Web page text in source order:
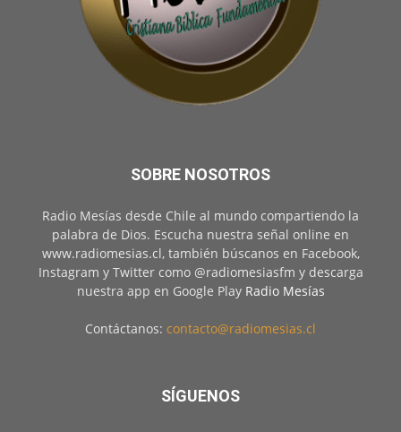
SOBRE NOSOTROS
Radio Mesías desde Chile al mundo compartiendo la
palabra de Dios. Escucha nuestra señal online en
www.radiomesias.cl, también búscanos en Facebook,
Instagram y Twitter como @radiomesiasfm y descarga
nuestra app en Google Play Radio Mesías
Contáctanos: contacto@radiomesias.cl
SÍGUENOS